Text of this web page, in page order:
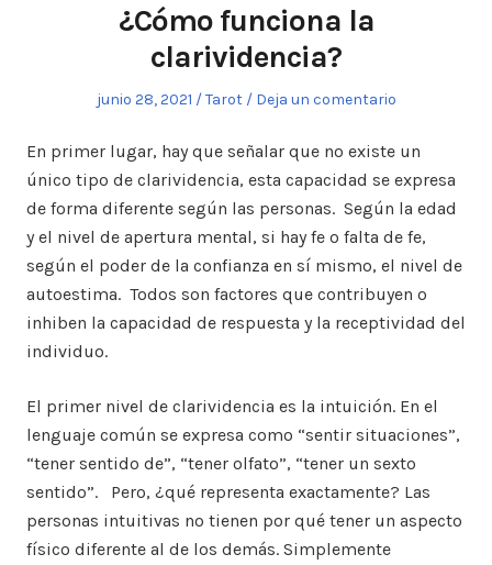
¿Cómo funciona la
clarividencia?
Publicado
junio 28, 2021
Publicado
Tarot Deja un comentario
En primer lugar, hay que señalar que no existe un
único tipo de clarividencia, esta capacidad se expresa
de forma diferente según las personas. Según la edad
y el nivel de apertura mental, si hay fe o falta de fe,
según el poder de la confianza en sí mismo, el nivel de
autoestima. Todos son factores que contribuyen o
inhiben la capacidad de respuesta y la receptividad del
individuo.
El primer nivel de clarividencia es la intuición. En el
lenguaje común se expresa como “sentir situaciones”,
“tener sentido de”, “tener olfato”, “tener un sexto
sentido”. Pero, ¿qué representa exactamente? Las
personas intuitivas no tienen por qué tener un aspecto
físico diferente al de los demás. Simplemente